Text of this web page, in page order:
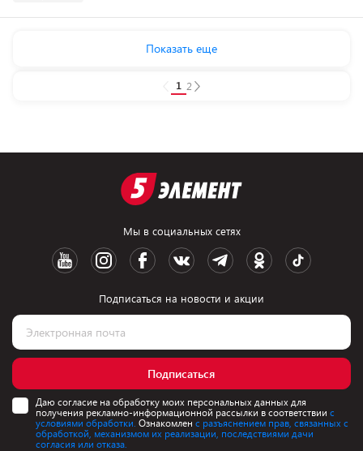
Показать еще
1 2
Мы в социальных сетях
Подписаться на новости и акции
Подписаться
Даю согласие на обработку моих персональных данных для
получения рекламно-информационной рассылки в соответствии с
условиями обработки. Ознакомлен с разъяснением прав, связанных с
обработкой, механизмом их реализации, последствиями дачи
согласия или отказа.